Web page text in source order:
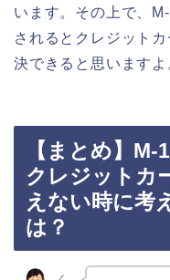
います。その上で、
されるとクレジット
決できると思いますよ
【まとめ】
クレジットカ
えない時に考
は？